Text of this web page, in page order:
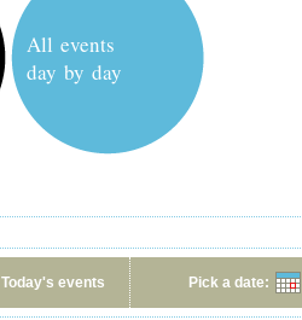
All events
day by day
Today's events Pick a date: